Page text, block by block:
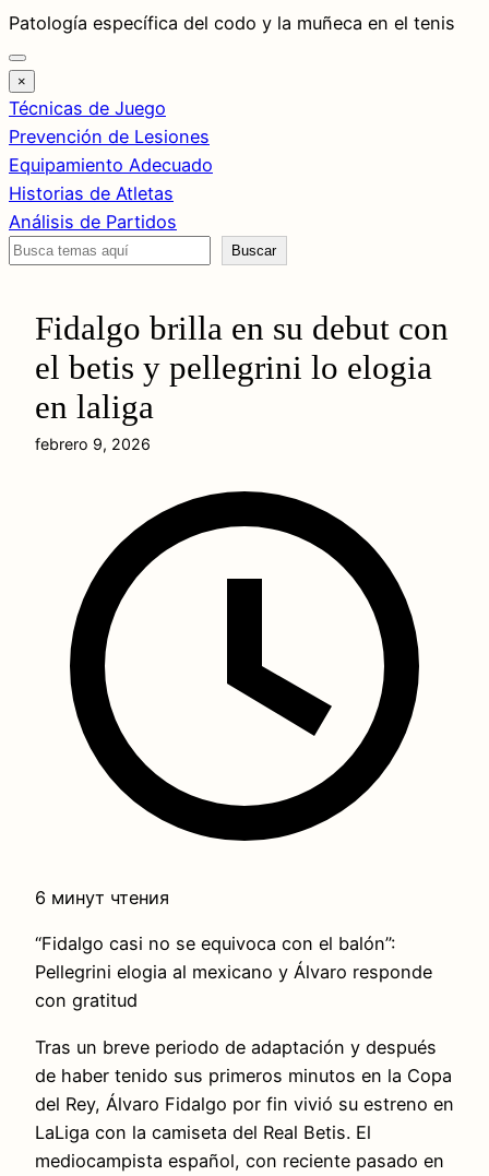
Saltar
al
contenido
Patología específica del codo y la muñeca en el tenis
×
Técnicas de Juego
Prevención de Lesiones
Equipamiento Adecuado
Historias de Atletas
Análisis de Partidos
Buscar
Buscar
Fidalgo brilla en su debut con
el betis y pellegrini lo elogia
en laliga
febrero 9, 2026
6 минут чтения
“Fidalgo casi no se equivoca con el balón”:
Pellegrini elogia al mexicano y Álvaro responde
con gratitud
Tras un breve periodo de adaptación y después
de haber tenido sus primeros minutos en la Copa
del Rey, Álvaro Fidalgo por fin vivió su estreno en
LaLiga con la camiseta del Real Betis. El
mediocampista español, con reciente pasado en